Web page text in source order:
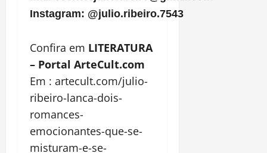
Instagram: @julio.ribeiro.7543
Confira em LITERATURA
– Portal ArteCult.com
Em : artecult.com/julio-
ribeiro-lanca-dois-
romances-
emocionantes-que-se-
misturam-e-se-